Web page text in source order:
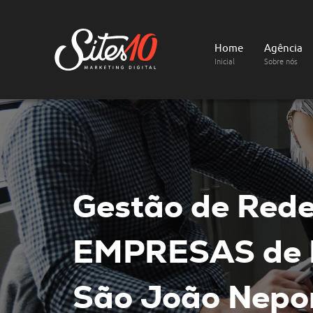
Home
Inicial
Agência
Sobre nós
Gestão de
EMPRESAS de
São João